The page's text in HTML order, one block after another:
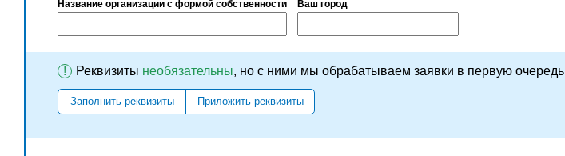
Название организации с формой собственности Ваш город
! Реквизиты необязательны, но с ними мы обрабатываем заявки в первую очередь
Заполнить реквизиты Приложить реквизиты